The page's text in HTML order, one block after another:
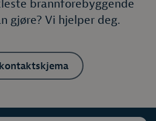
brannforebyggende
gjøre? Vi hjelper deg.